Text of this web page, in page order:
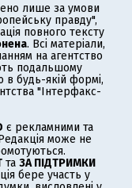
лише за умови
правду",
повного тексту
. Всі матеріали,
на агентство
подальшому
будь-якій формі,
"Інтерфакс-
є рекламними та
може не
та ЗА ПІДТРИМКИ
бере участь у